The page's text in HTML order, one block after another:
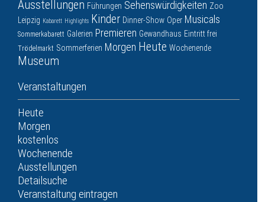
Ausstellungen Führungen Sehenswürdigkeiten Zoo
Leipzig Kabarett Highlights Kinder Dinner-Show Oper Musicals
Sommerkabarett Galerien Premieren Gewandhaus Eintritt frei
Trödelmarkt Sommerferien Morgen Heute Wochenende
Museum
Veranstaltungen
Heute
Morgen
kostenlos
Wochenende
Ausstellungen
Detailsuche
Veranstaltung eintragen